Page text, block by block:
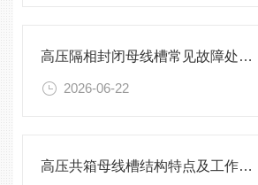
高压隔相封闭母线槽常见故障处理方案
2026-06-22
高压共箱母线槽结构特点及工作原理